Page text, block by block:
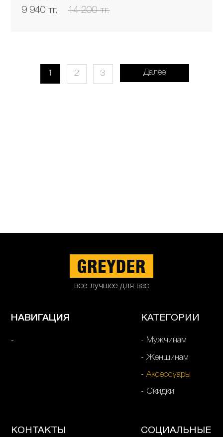
9 940 тг. 14 200 тг.
1 2 3 Далее
все лучшее для вас
НАВИГАЦИЯ КАТЕГОРИИ
Мужчинам
Женщинам
Аксессуары
Скидки
КОНТАКТЫ
СОЦИАЛЬНЫЕ